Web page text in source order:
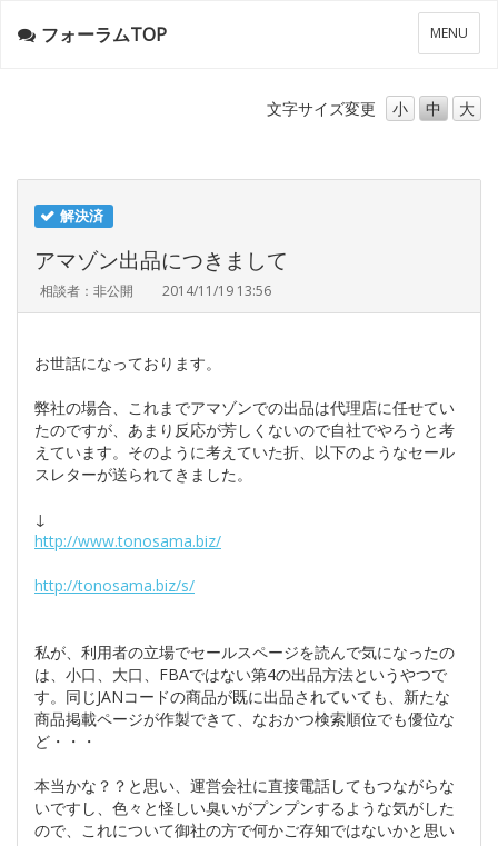
メ
ニ
ー
MENU
フォーラムTOP
文字サイズ変更 小 中 大
解決済
アマゾン出品につきまして
相談者：非公開 2014/11/19 13:56
お世話になっております。
弊社の場合、これまでアマゾンでの出品は代理店に任せてい
たのですが、あまり反応が芳しくないので自社でやろうと考
えています。そのように考えていた折、以下のようなセール
スレターが送られてきました。
↓
http://www.tonosama.biz/
http://tonosama.biz/s/
私が、利用者の立場でセールスページを読んで気になったの
は、小口、大口、FBAではない第4の出品方法というやつで
す。同じJANコードの商品が既に出品されていても、新たな
商品掲載ページが作製できて、なおかつ検索順位でも優位な
ど・・・
本当かな？？と思い、運営会社に直接電話してもつながらな
いですし、色々と怪しい臭いがプンプンするような気がした
ので、これについて御社の方で何かご存知ではないかと思い